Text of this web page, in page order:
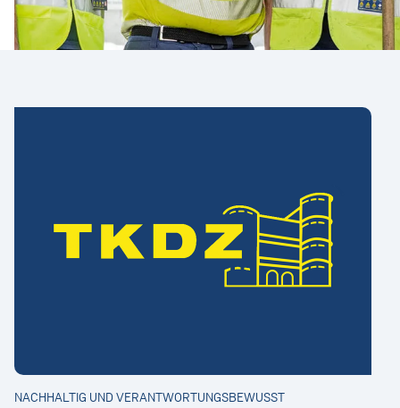
Duales Studium
Deine Bewerbung
Praktikum
NACHHALTIG UND VERANTWORTUNGSBEWUSST